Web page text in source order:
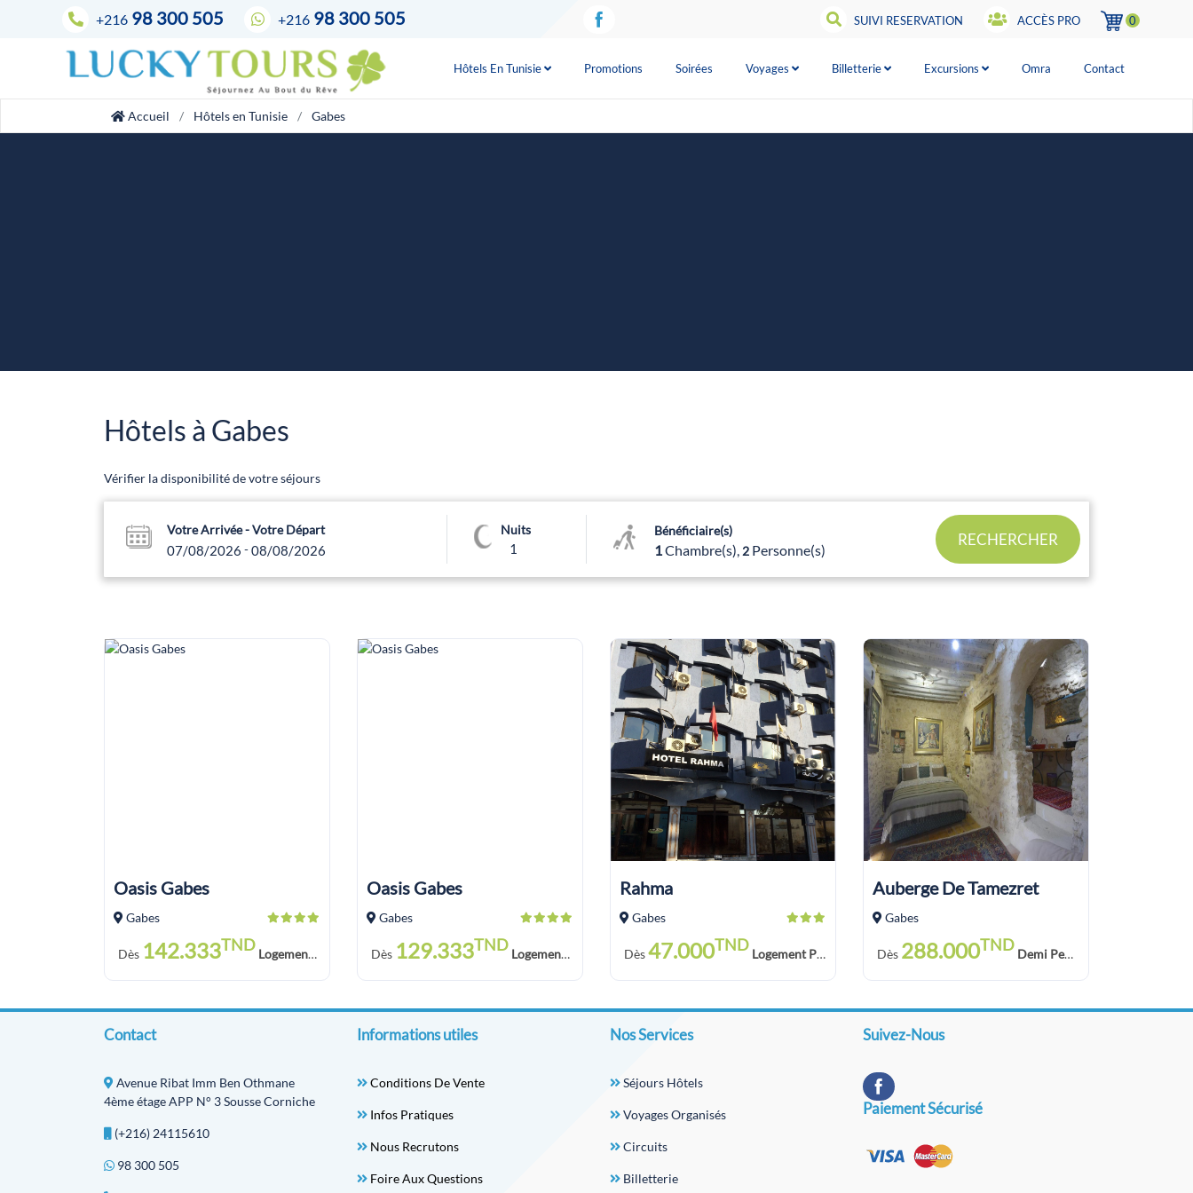
+216 98 300 505 +216 98 300 505 SUIVI RESERVATION ACCÈS PRO 0
Hôtels En Tunisie Promotions Soirées Voyages Billetterie Excursions Omra Contact
Accueil Hôtels en Tunisie Gabes
Hôtels à Gabes
Vérifier la disponibilité de votre séjours
Votre Arrivée - Votre Départ
07/08/2026 -08/08/2026
Nuits
1
Bénéficiaire(s)
1Chambre(s), 2 Personne(s)
RECHERCHER
Oasis Gabes
Gabes
Dès 142.333TND Logement Petit Déjeuner
Oasis Gabes
Gabes
Dès 129.333TND Logement Petit Déjeuner
Rahma
Gabes
Dès47.000TND Logement Petit Déjeuner
Auberge De Tamezret
Gabes
Dès 288.000TND Demi Pension
Contact
Avenue Ribat Imm Ben Othmane
4ème étage APP N° 3 Sousse Corniche
(+216) 24115610
98 300 505
Informations utiles
Conditions De Vente
Infos Pratiques
Nous Recrutons
Foire Aux Questions
Nos Services
Séjours Hôtels
Voyages Organisés
Circuits
Billetterie
Suivez-Nous
Paiement Sécurisé